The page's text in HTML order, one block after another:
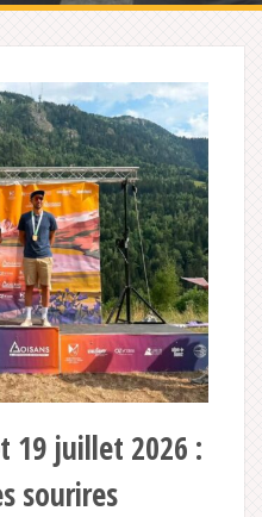
19 juillet 2026 :
sourires